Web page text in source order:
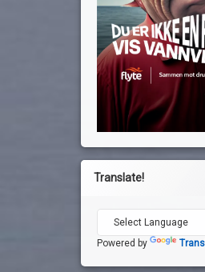
Translate!
Powered by